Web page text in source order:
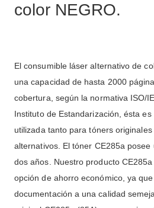
color NEGRO.
El consumible láser alternativo de
una capacidad de hasta 2000
cobertura, según la normativa ISO/
Instituto de Estandarización, ésta
utilizada tanto para tóners
alternativos. El tóner CE285a
dos años. Nuestro producto
opción de ahorro económico, ya
documentación a una calidad